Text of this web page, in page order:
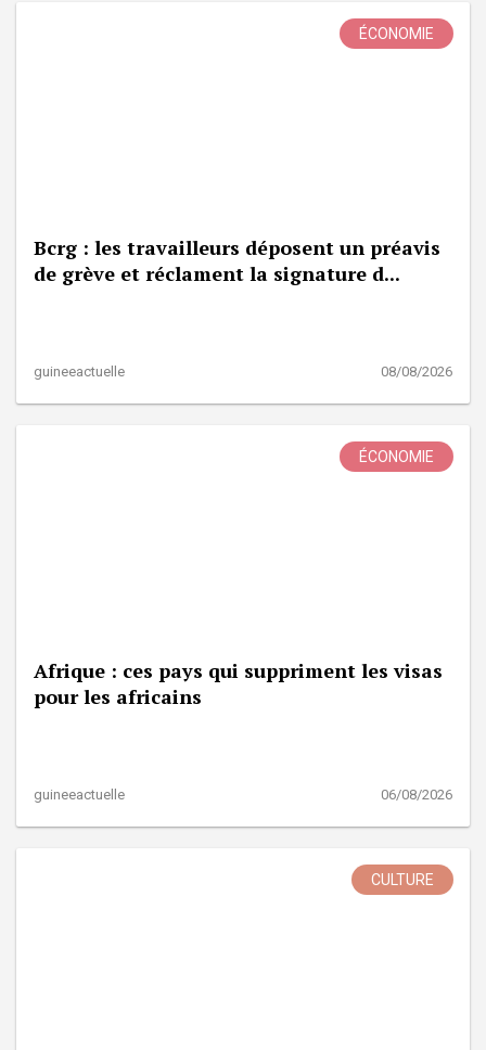
ÉCONOMIE
Bcrg : les travailleurs déposent un préavis
de grève et réclament la signature d...
guineeactuelle 08/08/2026
ÉCONOMIE
Afrique : ces pays qui suppriment les visas
pour les africains
guineeactuelle 06/08/2026
CULTURE